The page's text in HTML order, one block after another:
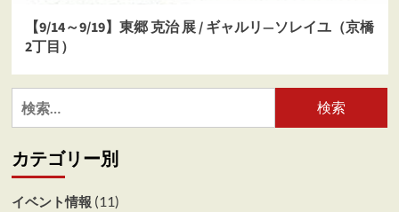
【9/14～9/19】東郷 克治 展 / ギャルリ―ソレイユ（京橋
2丁目）
検
索:
カテゴリー別
イベント情報 (11)